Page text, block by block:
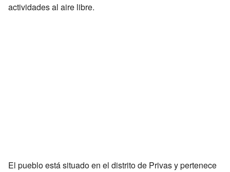
actividades al aire libre.
El pueblo está situado en el distrito de Privas y pertenece